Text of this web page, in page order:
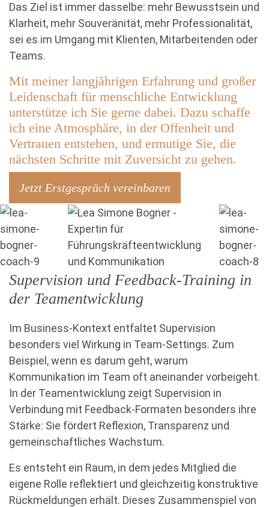
Das Ziel ist immer dasselbe: mehr Bewusstsein und
Klarheit, mehr Souveränität, mehr Professionalität,
sei es im Umgang mit Klienten, Mitarbeitenden oder
Teams.
Mit meiner langjährigen Erfahrung und großer
Leidenschaft für menschliche Entwicklung
unterstütze ich Sie gerne dabei. Dazu schaffe
ich eine Atmosphäre, in der Offenheit und
Vertrauen entstehen, und ermutige Sie, die
nächsten Schritte mit Zuversicht zu gehen.
Jetzt Erstgespräch vereinbaren
Supervision und Feedback-Training in
der Teamentwicklung
Im Business-Kontext entfaltet Supervision
besonders viel Wirkung in Team-Settings. Zum
Beispiel, wenn es darum geht, warum
Kommunikation im Team oft aneinander vorbeigeht.
In der Teamentwicklung zeigt Supervision in
Verbindung mit Feedback-Formaten besonders ihre
Stärke: Sie fördert Reflexion, Transparenz und
gemeinschaftliches Wachstum.
Es entsteht ein Raum, in dem jedes Mitglied die
eigene Rolle reflektiert und gleichzeitig konstruktive
Rückmeldungen erhält. Dieses Zusammenspiel von